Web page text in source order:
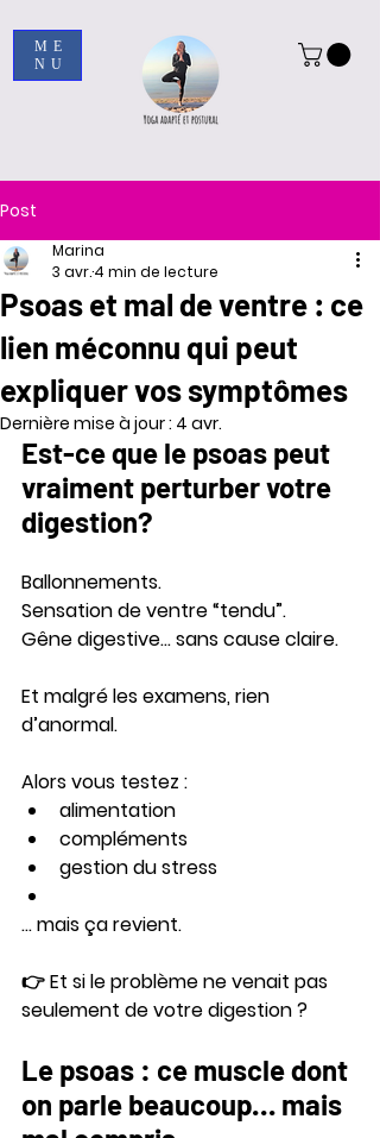
ME
NU
Post
Psoas et mal de ventre : ce
lien méconnu qui peut
expliquer vos symptômes
Marina
3 avr.4 min de lecture
Dernière mise à jour : 4 avr.
Est-ce que le psoas peut
vraiment perturber votre
digestion?
Ballonnements.
Sensation de ventre “tendu”.
Gêne digestive… sans cause claire.
Et malgré les examens, rien
d’anormal.
Alors vous testez :
alimentation
compléments
gestion du stress
… mais ça revient.
👉 Et si le problème ne venait pas
seulement de votre digestion ?
Le psoas : ce muscle dont
on parle beaucoup… mais